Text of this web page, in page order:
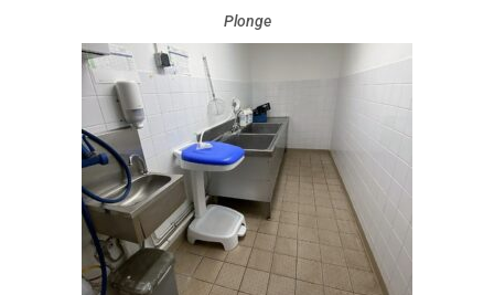
Plonge